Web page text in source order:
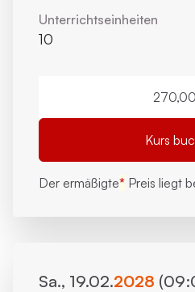
Unterrichts­einheiten
10
Kurs
Der ermäßigte* Preis liegt
Sa., 19.02.2028